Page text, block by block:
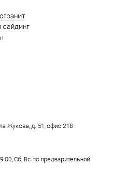
Сб, Вс по предварительной
Жукова, д. 51, офис 218​​